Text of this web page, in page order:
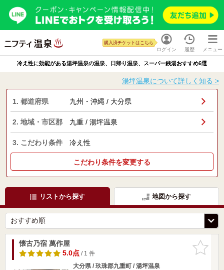
ログイン
購入済チケットはこちら
履歴 メニュー
冷え性に効能がある湯坪温泉の温泉、日帰り温泉、スーパー銭湯おすすめ6選
湯坪温泉について詳しく知る >
1. 都道府県 九州・沖縄 / 大分県
2. 地域・市区郡 九重 / 湯坪温泉
3. こだわり条件 冷え性
こだわり条件を変更する
リストから探す 地図から探す
お気に入
りに追加
懐古乃宿 萬作屋
5.0点/ 1 件
大分県 / 玖珠郡九重町 / 湯坪温泉